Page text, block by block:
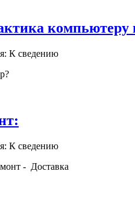
компьютеру
К сведению
К сведению
- Доставка